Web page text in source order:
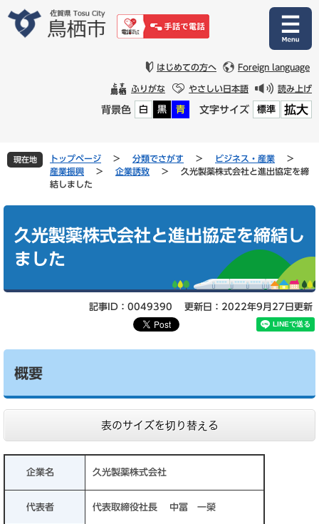
文
はじめての方へ Foreign language
ふりがな やさしい日本語 読み上げ
背景色 白 黒 青 文字サイズ 標準 拡大
現在地 トップページ > 分類でさがす > ビジネス・産業
>
産業振興
> 企業誘致 >
久光製薬株式会社と進出協定を締
結しました
久光製薬株式会社と進出協定を締結し
ました
記事ID：0049390 更新日：2022年9月27日更新
概要
表のサイズを切り替える
企業名 久光製薬株式会社
代表者 代表取締役社長 中冨 一榮